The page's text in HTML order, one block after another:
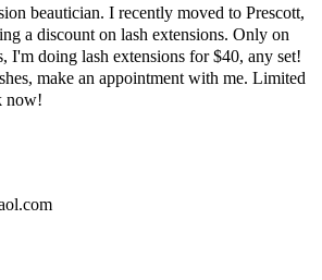
beautician. I recently moved to Prescott,
a discount on lash extensions. Only on
I'm doing lash extensions for $40, any set!
make an appointment with me. Limited
now!